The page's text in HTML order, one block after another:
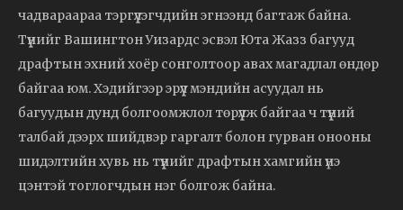
чадвараараа тэргүүлэгчдийн эгнээнд багтаж байна.
Түүнийг Вашингтон Уизардс эсвэл Юта Жазз багууд
драфтын эхний хоёр сонголтоор авах магадлал өндөр
байгаа юм. Хэдийгээр эрүүл мэндийн асуудал нь
багуудын дунд болгоомжлол төрүүлж байгаа ч түүний
талбай дээрх шийдвэр гаргалт болон гурван онооны
шидэлтийн хувь нь түүнийг драфтын хамгийн үнэ
цэнтэй тоглогчдын нэг болгож байна.